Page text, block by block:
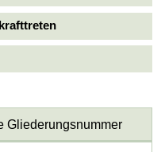
Gliederungsnummer